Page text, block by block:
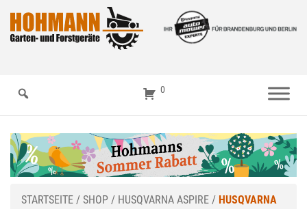
0
STARTSEITE / SHOP / HUSQVARNA ASPIRE / HUSQVARNA